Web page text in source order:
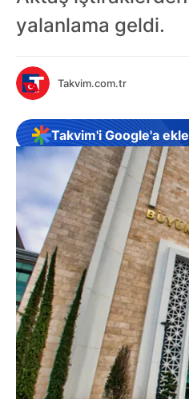
yalanlama geldi.
Takvim.com.tr
Takvim'i Google'a